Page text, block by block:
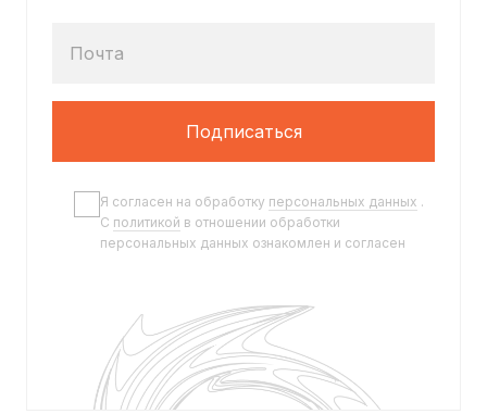
Почта
Подписаться
Я согласен на обработку персональных данных .
C политикой в отношении обработки
персональных данных ознакомлен и согласен